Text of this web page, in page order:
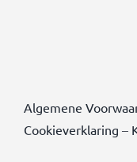
Algemene
Cookieverklaring –